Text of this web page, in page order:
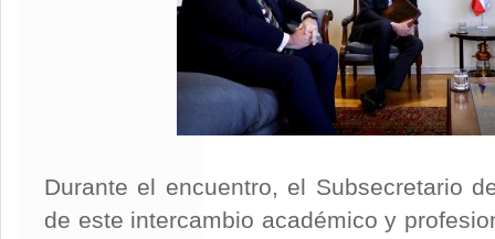
Durante el encuentro, el Subsecretario
de este intercambio académico y